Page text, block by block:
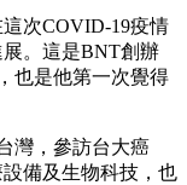
次COVID-19疫情
。這是BNT創辦
也是他第一次覺得
灣，參訪台大癌
備及生物科技，也